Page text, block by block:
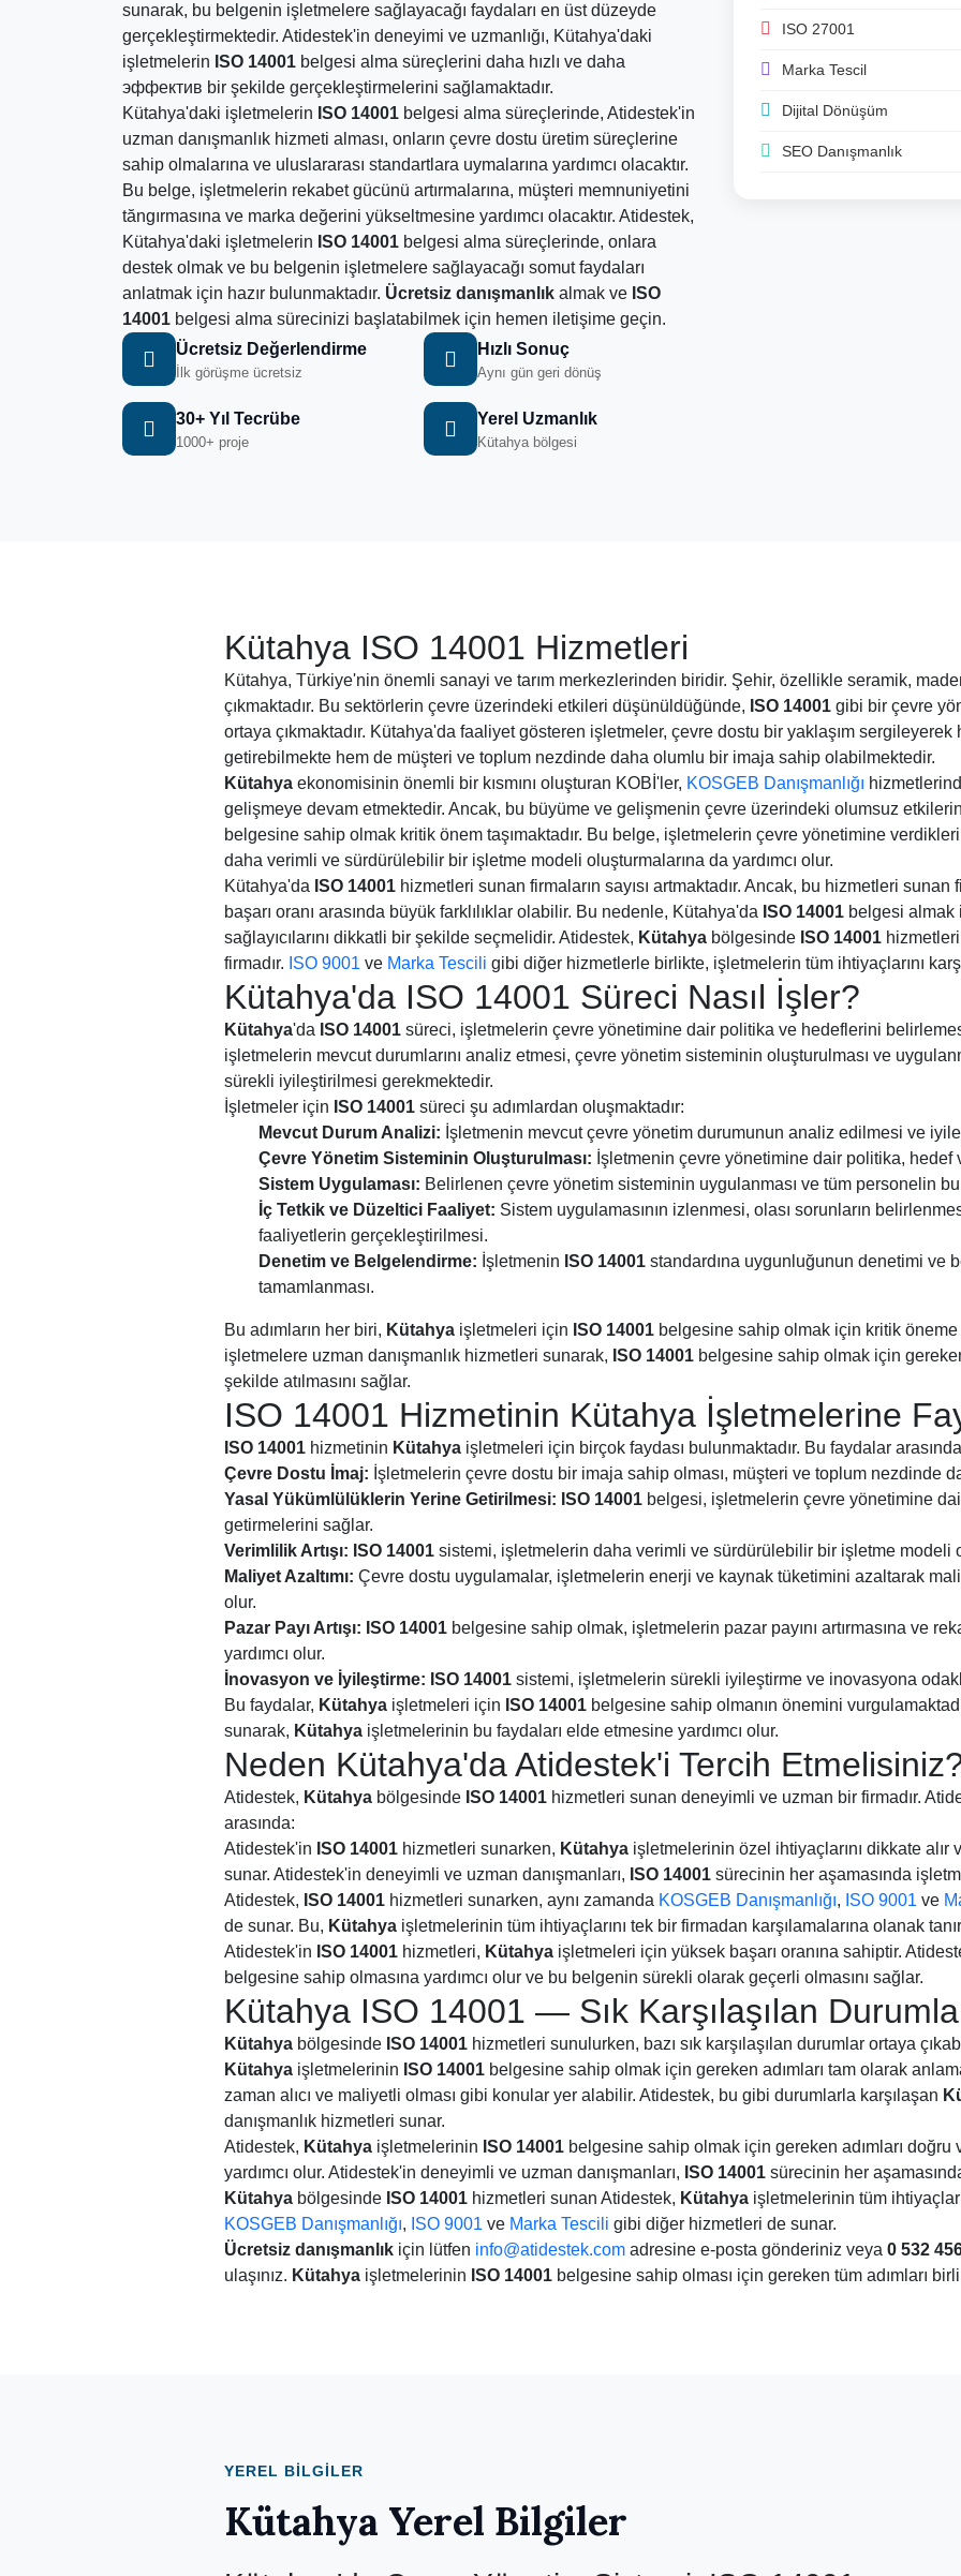
sunarak, bu belgenin işletmelere sağlayacağı faydaları en üst düzeyde
gerçekleştirmektedir. Atidestek'in deneyimi ve uzmanlığı, Kütahya'daki
işletmelerin ISO 14001 belgesi alma süreçlerini daha hızlı ve daha
эффектив bir şekilde gerçekleştirmelerini sağlamaktadır.
Kütahya'daki işletmelerin ISO 14001 belgesi alma süreçlerinde, Atidestek'in
uzman danışmanlık hizmeti alması, onların çevre dostu üretim süreçlerine
sahip olmalarına ve uluslararası standartlara uymalarına yardımcı olacaktır.
Bu belge, işletmelerin rekabet gücünü artırmalarına, müşteri memnuniyetini
tăngırmasına ve marka değerini yükseltmesine yardımcı olacaktır. Atidestek,
Kütahya'daki işletmelerin ISO 14001 belgesi alma süreçlerinde, onlara
destek olmak ve bu belgenin işletmelere sağlayacağı somut faydaları
anlatmak için hazır bulunmaktadır. Ücretsiz danışmanlık almak ve ISO
14001 belgesi alma sürecinizi başlatabilmek için hemen iletişime geçin.
Ücretsiz Değerlendirme
İlk görüşme ücretsiz
Hızlı Sonuç
Aynı gün geri dönüş
30+ Yıl Tecrübe
1000+ proje
Yerel Uzmanlık
Kütahya bölgesi
ISO 27001
Marka Tescil
Dijital Dönüşüm
SEO Danışmanlık
Kütahya ISO 14001 Hizmetleri
Kütahya, Türkiye'nin önemli sanayi ve tarım merkezlerinden biridir. Şehir, özellikle seramik,
çıkmaktadır. Bu sektörlerin çevre üzerindeki etkileri düşünüldüğünde, ISO 14001 gibi bir çevre
ortaya çıkmaktadır. Kütahya'da faaliyet gösteren işletmeler, çevre dostu bir yaklaşım
getirebilmekte hem de müşteri ve toplum nezdinde daha olumlu bir imaja sahip olabilmektedir.
Kütahya ekonomisinin önemli bir kısmını oluşturan KOBİ'ler, KOSGEB Danışmanlığı
gelişmeye devam etmektedir. Ancak, bu büyüme ve gelişmenin çevre üzerindeki olumsuz
belgesine sahip olmak kritik önem taşımaktadır. Bu belge, işletmelerin çevre yönetimine
daha verimli ve sürdürülebilir bir işletme modeli oluşturmalarına da yardımcı olur.
Kütahya'da ISO 14001 hizmetleri sunan firmaların sayısı artmaktadır. Ancak, bu hizmetleri sunan
başarı oranı arasında büyük farklılıklar olabilir. Bu nedenle, Kütahya'da ISO 14001 belgesi almak
sağlayıcılarını dikkatli bir şekilde seçmelidir. Atidestek, Kütahya bölgesinde ISO 14001
firmadır. ISO 9001 ve Marka Tescili gibi diğer hizmetlerle birlikte, işletmelerin tüm ihtiyaçlarını
Kütahya'da ISO 14001 Süreci Nasıl İşler?
Kütahya'da ISO 14001 süreci, işletmelerin çevre yönetimine dair politika ve hedeflerini
işletmelerin mevcut durumlarını analiz etmesi, çevre yönetim sisteminin oluşturulması ve
sürekli iyileştirilmesi gerekmektedir.
İşletmeler için ISO 14001 süreci şu adımlardan oluşmaktadır:
Mevcut Durum Analizi: İşletmenin mevcut çevre yönetim durumunun analiz edilmesi ve
Çevre Yönetim Sisteminin Oluşturulması: İşletmenin çevre yönetimine dair politika,
Sistem Uygulaması: Belirlenen çevre yönetim sisteminin uygulanması ve tüm personelin
İç Tetkik ve Düzeltici Faaliyet: Sistem uygulamasının izlenmesi, olası sorunların
faaliyetlerin gerçekleştirilmesi.
Denetim ve Belgelendirme: İşletmenin ISO 14001 standardına uygunluğunun denetimi ve
tamamlanması.
Bu adımların her biri, Kütahya işletmeleri için ISO 14001 belgesine sahip olmak için kritik
işletmelere uzman danışmanlık hizmetleri sunarak, ISO 14001 belgesine sahip olmak için
şekilde atılmasını sağlar.
ISO 14001 Hizmetinin Kütahya İşletmelerine
ISO 14001 hizmetinin Kütahya işletmeleri için birçok faydası bulunmaktadır. Bu faydalar
Çevre Dostu İmaj: İşletmelerin çevre dostu bir imaja sahip olması, müşteri ve toplum nezdinde
Yasal Yükümlülüklerin Yerine Getirilmesi: ISO 14001 belgesi, işletmelerin çevre yönetimine
getirmelerini sağlar.
Verimlilik Artışı: ISO 14001 sistemi, işletmelerin daha verimli ve sürdürülebilir bir işletme modeli
Maliyet Azaltımı: Çevre dostu uygulamalar, işletmelerin enerji ve kaynak tüketimini azaltarak
olur.
Pazar Payı Artışı: ISO 14001 belgesine sahip olmak, işletmelerin pazar payını artırmasına ve
yardımcı olur.
İnovasyon ve İyileştirme: ISO 14001 sistemi, işletmelerin sürekli iyileştirme ve inovasyona
Bu faydalar, Kütahya işletmeleri için ISO 14001 belgesine sahip olmanın önemini
sunarak, Kütahya işletmelerinin bu faydaları elde etmesine yardımcı olur.
Neden Kütahya'da Atidestek'i Tercih
Atidestek, Kütahya bölgesinde ISO 14001 hizmetleri sunan deneyimli ve uzman bir firmadır.
arasında:
Atidestek'in ISO 14001 hizmetleri sunarken, Kütahya işletmelerinin özel ihtiyaçlarını dikkate
sunar. Atidestek'in deneyimli ve uzman danışmanları, ISO 14001 sürecinin her aşamasında
Atidestek, ISO 14001 hizmetleri sunarken, aynı zamanda KOSGEB Danışmanlığı, ISO 9001 ve
de sunar. Bu, Kütahya işletmelerinin tüm ihtiyaçlarını tek bir firmadan karşılamalarına olanak
Atidestek'in ISO 14001 hizmetleri, Kütahya işletmeleri için yüksek başarı oranına sahiptir.
belgesine sahip olmasına yardımcı olur ve bu belgenin sürekli olarak geçerli olmasını sağlar.
Kütahya ISO 14001 — Sık Karşılaşılan
Kütahya bölgesinde ISO 14001 hizmetleri sunulurken, bazı sık karşılaşılan durumlar ortaya
Kütahya işletmelerinin ISO 14001 belgesine sahip olmak için gereken adımları tam olarak
zaman alıcı ve maliyetli olması gibi konular yer alabilir. Atidestek, bu gibi durumlarla karşılaşan
danışmanlık hizmetleri sunar.
Atidestek, Kütahya işletmelerinin ISO 14001 belgesine sahip olmak için gereken adımları doğru
yardımcı olur. Atidestek'in deneyimli ve uzman danışmanları, ISO 14001 sürecinin her
Kütahya bölgesinde ISO 14001 hizmetleri sunan Atidestek, Kütahya işletmelerinin tüm
KOSGEB Danışmanlığı, ISO 9001 ve Marka Tescili gibi diğer hizmetleri de sunar.
Ücretsiz danışmanlık için lütfen info@atidestek.com adresine e-posta gönderiniz veya 0 532
ulaşınız. Kütahya işletmelerinin ISO 14001 belgesine sahip olması için gereken tüm adımları
YEREL BILGILER
Kütahya Yerel Bilgiler